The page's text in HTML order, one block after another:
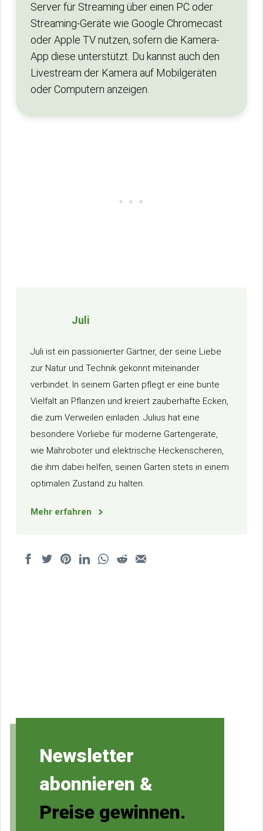
Server für Streaming über einen PC oder
Streaming-Geräte wie Google Chromecast
oder Apple TV nutzen, sofern die Kamera-
App diese unterstützt. Du kannst auch den
Livestream der Kamera auf Mobilgeräten
oder Computern anzeigen.
Juli
Juli ist ein passionierter Gärtner, der seine Liebe
zur Natur und Technik gekonnt miteinander
verbindet. In seinem Garten pflegt er eine bunte
Vielfalt an Pflanzen und kreiert zauberhafte Ecken,
die zum Verweilen einladen. Julius hat eine
besondere Vorliebe für moderne Gartengeräte,
wie Mähroboter und elektrische Heckenscheren,
die ihm dabei helfen, seinen Garten stets in einem
optimalen Zustand zu halten.
Mehr erfahren
Newsletter
abonnieren &
Preise gewinnen.